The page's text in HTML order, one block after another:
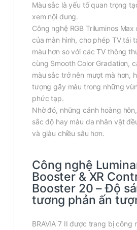
Màu sắc là yếu tố quan trọng
xem nội dung.
Công nghệ RGB Triluminos
của màn hình, cho phép TV tái
màu hơn so với các TV thông
cùng Smooth Color Gradation,
màu sắc trở nên mượt mà hơn,
tượng gãy màu trong những
phức tạp.
Nhờ đó, những cảnh hoàng
sắc độ hay màu da nhân vật
và giàu chiều sâu hơn.
Công nghệ
Booster & XR
Booster 20 – Độ
tương phản ấn
BRAVIA 7 II được trang bị công